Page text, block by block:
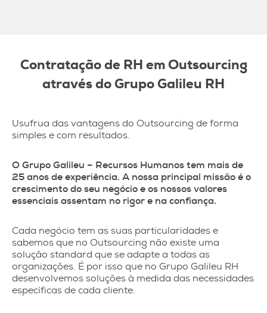
Contratação de RH em Outsourcing
através do Grupo Galileu RH
Usufrua das vantagens do Outsourcing de forma
simples e com resultados.
O Grupo Galileu – Recursos Humanos tem mais de
25 anos de experiência. A nossa principal missão é o
crescimento do seu negócio e os nossos valores
essenciais assentam no rigor e na confiança.
Cada negócio tem as suas particularidades e
sabemos que no Outsourcing não existe uma
solução standard que se adapte a todas as
organizações. É por isso que no Grupo Galileu RH
desenvolvemos soluções à medida das necessidades
específicas de cada cliente.